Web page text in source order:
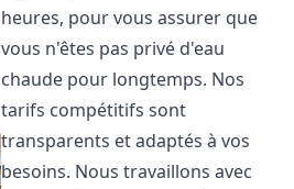
heures, pour vous assurer que
vous n'êtes pas privé d'eau
chaude pour longtemps. Nos
tarifs compétitifs sont
transparents et adaptés à vos
besoins. Nous travaillons avec